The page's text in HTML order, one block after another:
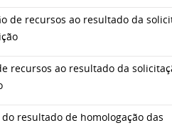
de recursos ao resultado da
recursos ao resultado da
resultado de homologação das